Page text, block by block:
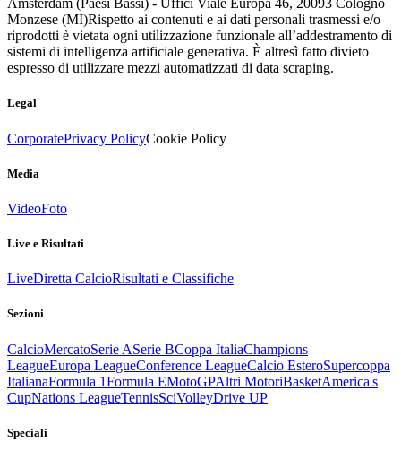
Amsterdam (Paesi Bassi) - Uffici Viale Europa 46, 20093 Cologno
Monzese (MI)Rispetto ai contenuti e ai dati personali trasmessi e/o
riprodotti è vietata ogni utilizzazione funzionale all’addestramento di
sistemi di intelligenza artificiale generativa. È altresì fatto divieto
espresso di utilizzare mezzi automatizzati di data scraping.
Legal
CorporatePrivacy PolicyCookie Policy
Media
VideoFoto
Live e Risultati
LiveDiretta CalcioRisultati e Classifiche
Sezioni
CalcioMercatoSerie ASerie BCoppa ItaliaChampions
LeagueEuropa LeagueConference LeagueCalcio EsteroSupercoppa
ItalianaFormula 1Formula EMotoGPAltri MotoriBasketAmerica's
CupNations LeagueTennisSciVolleyDrive UP
Speciali